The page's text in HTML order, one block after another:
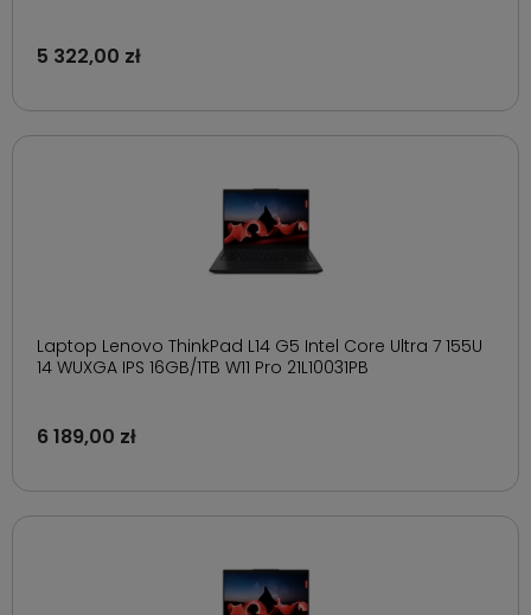
5 322,00 zł
Laptop Lenovo ThinkPad L14 G5 Intel Core Ultra 7 155U
14 WUXGA IPS 16GB/1TB W11 Pro 21L10031PB
6 189,00 zł